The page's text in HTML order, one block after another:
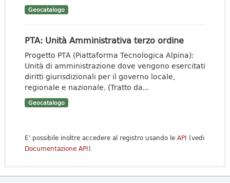
Geocatalogo
PTA: Unità Amministrativa terzo ordine
Progetto PTA (Piattaforma Tecnologica Alpina):
Unità di amministrazione dove vengono esercitati
diritti giurisdizionali per il governo locale,
regionale e nazionale. (Tratto da...
Geocatalogo
E' possibile inoltre accedere al registro usando le API (vedi
Documentazione API).